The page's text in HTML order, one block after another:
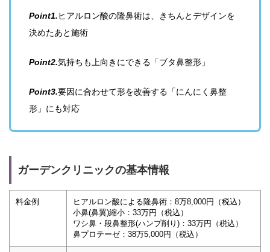
Point1.ヒアルロン酸の隆鼻術は、きちんとデザインを
決めたあと施術
Point2.気持ちも上向きにできる「ブタ鼻整形」
Point3.要因に合わせて形を改善する「にんにく鼻整
形」にも対応
ガーデンクリニックの基本情報
料金例
ヒアルロン酸による隆鼻術：8万8,000円（税込）
小鼻(鼻翼)縮小：33万円（税込）
ワシ鼻・段鼻整形(ハンプ削り)：33万円（税込）
鼻プロテーゼ：38万5,000円（税込）